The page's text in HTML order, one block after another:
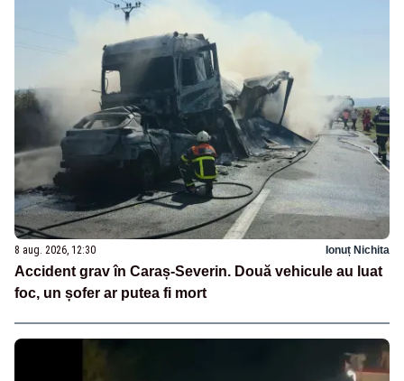
8 aug. 2026, 12:30 Ionuț Nichita
Accident grav în Caraș-Severin. Două vehicule au luat
foc, un șofer ar putea fi mort